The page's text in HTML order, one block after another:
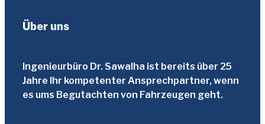
Über uns
Ingenieurbüro Dr. Sawalha ist bereits über 25
Jahre Ihr kompetenter Ansprechpartner, wenn
es ums Begutachten von Fahrzeugen geht.